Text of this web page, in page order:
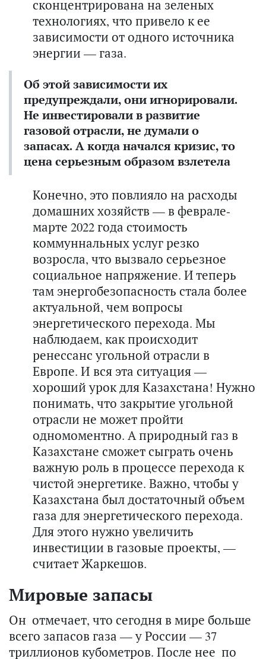
сконцентрирована на зеленых
технологиях, что привело к ее
зависимости от одного источника
энергии — газа.
Об этой зависимости их
предупреждали, они игнорировали.
Не инвестировали в развитие
газовой отрасли, не думали о
запасах. А когда начался кризис, то
цена серьезным образом взлетела
Конечно, это повлияло на расходы
домашних хозяйств — в феврале-
марте 2022 года стоимость
коммуннальных услуг резко
возросла, что вызвало серьезное
социальное напряжение. И теперь
там энергобезопасность стала более
актуальной, чем вопросы
энергетического перехода. Мы
наблюдаем, как происходит
ренессанс угольной отрасли в
Европе. И вся эта ситуация —
хороший урок для Казахстана! Нужно
понимать, что закрытие угольной
отрасли не может пройти
одномоментно. А природный газ в
Казахстане сможет сыграть очень
важную роль в процессе перехода к
чистой энергетике. Важно, чтобы у
Казахстана был достаточный объем
газа для энергетического перехода.
Для этого нужно увеличить
инвестиции в газовые проекты, —
считает Жаркешов.
Мировые запасы
Он отмечает, что сегодня в мире больше
всего запасов газа — у России — 37
триллионов кубометров. После нее по